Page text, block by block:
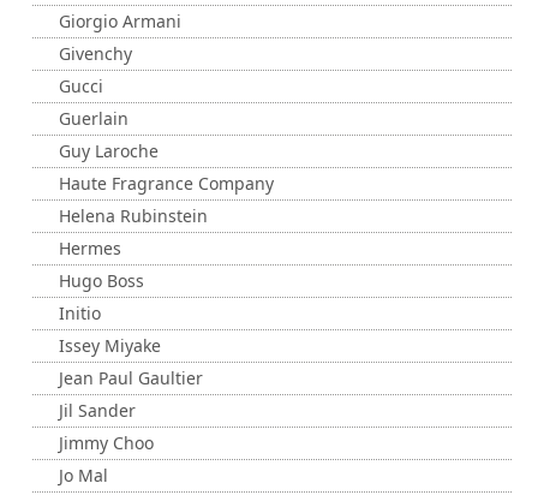
Giorgio Armani
Givenchy
Gucci
Guerlain
Guy Laroche
Haute Fragrance Company
Helena Rubinstein
Hermes
Hugo Boss
Initio
Issey Miyake
Jean Paul Gaultier
Jil Sander
Jimmy Choo
Jo Mal